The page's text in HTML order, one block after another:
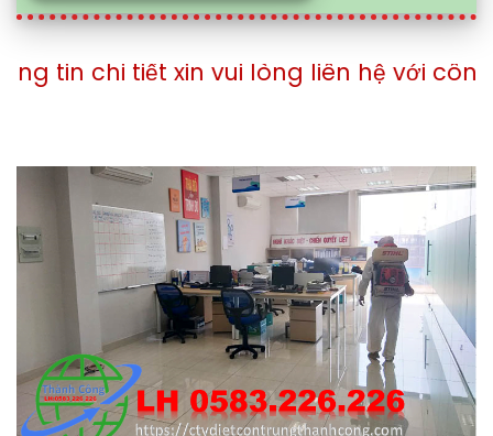
xin vui lòng liên hệ với công ty theo số